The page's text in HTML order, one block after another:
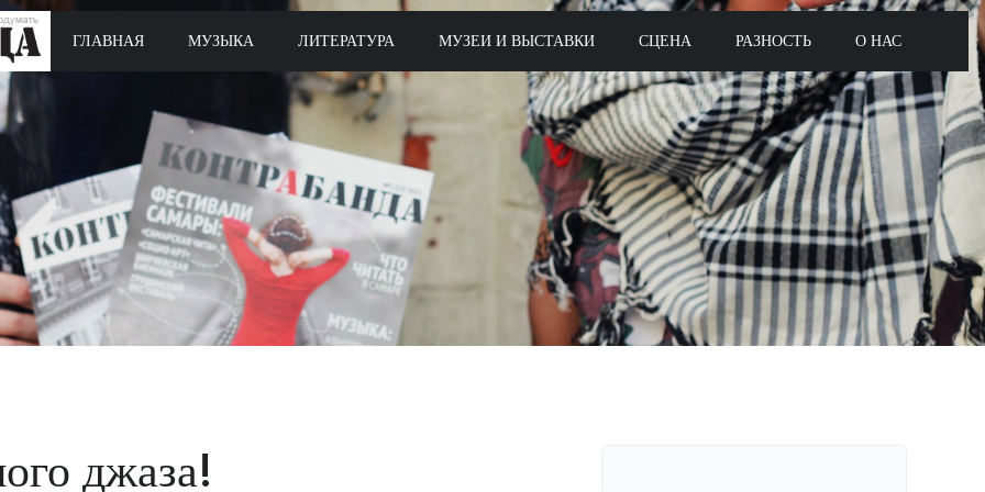
ГЛАВНАЯ МУЗЫКА ЛИТЕРАТУРА МУЗЕИ И ВЫСТАВКИ СЦЕНА РАЗНОСТЬ О НАС
джаза!